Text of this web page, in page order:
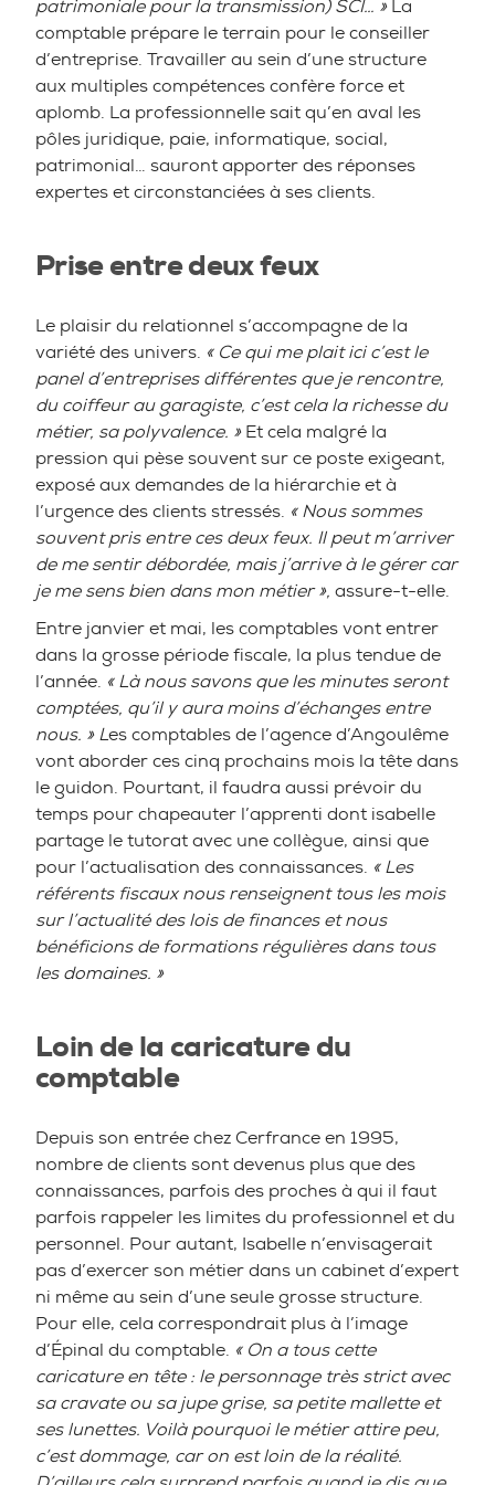
patrimoniale pour la transmission) SCI… » La
comptable prépare le terrain pour le conseiller
d’entreprise. Travailler au sein d’une structure
aux multiples compétences confère force et
aplomb. La professionnelle sait qu’en aval les
pôles juridique, paie, informatique, social,
patrimonial… sauront apporter des réponses
expertes et circonstanciées à ses clients.
Prise entre deux feux
Le plaisir du relationnel s’accompagne de la
variété des univers. « Ce qui me plait ici c’est le
panel d’entreprises différentes que je rencontre,
du coiffeur au garagiste, c’est cela la richesse du
métier, sa polyvalence. »Et cela malgré la
pression qui pèse souvent sur ce poste exigeant,
exposé aux demandes de la hiérarchie et à
l’urgence des clients stressés. « Nous sommes
souvent pris entre ces deux feux. Il peut m’arriver
de me sentir débordée, mais j’arrive à le gérer car
je me sens bien dans mon métier », assure-t-elle.
Entre janvier et mai, les comptables vont entrer
dans la grosse période fiscale, la plus tendue de
l’année. « Là nous savons que les minutes seront
comptées, qu’il y aura moins d’échanges entre
nous. » Les comptables de l’agence d’Angoulême
vont aborder ces cinq prochains mois la tête dans
le guidon. Pourtant, il faudra aussi prévoir du
temps pour chapeauter l’apprenti dont isabelle
partage le tutorat avec une collègue, ainsi que
pour l’actualisation des connaissances. « Les
référents fiscaux nous renseignent tous les mois
sur l’actualité des lois de finances et nous
bénéficions de formations régulières dans tous
les domaines. »
Loin de la caricature du
comptable
Depuis son entrée chez Cerfrance en 1995,
nombre de clients sont devenus plus que des
connaissances, parfois des proches à qui il faut
parfois rappeler les limites du professionnel et du
personnel. Pour autant, Isabelle n’envisagerait
pas d’exercer son métier dans un cabinet d’expert
ni même au sein d’une seule grosse structure.
Pour elle, cela correspondrait plus à l’image
d’Épinal du comptable. « On a tous cette
caricature en tête : le personnage très strict avec
sa cravate ou sa jupe grise, sa petite mallette et
ses lunettes. Voilà pourquoi le métier attire peu,
c’est dommage, car on est loin de la réalité.